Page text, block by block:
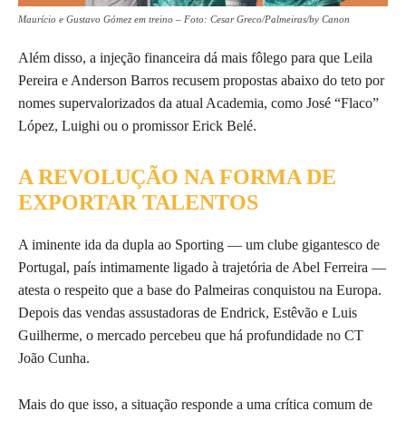
Maurício e Gustavo Gómez em treino – Foto: Cesar Greco/Palmeiras/by Canon
Além disso, a injeção financeira dá mais fôlego para que Leila
Pereira e Anderson Barros recusem propostas abaixo do teto por
nomes supervalorizados da atual Academia, como José “Flaco”
López, Luighi ou o promissor Erick Belé.
A REVOLUÇÃO NA FORMA DE
EXPORTAR TALENTOS
A iminente ida da dupla ao Sporting — um clube gigantesco de
Portugal, país intimamente ligado à trajetória de Abel Ferreira —
atesta o respeito que a base do Palmeiras conquistou na Europa.
Depois das vendas assustadoras de Endrick, Estêvão e Luis
Guilherme, o mercado percebeu que há profundidade no CT
João Cunha.
Mais do que isso, a situação responde a uma crítica comum de